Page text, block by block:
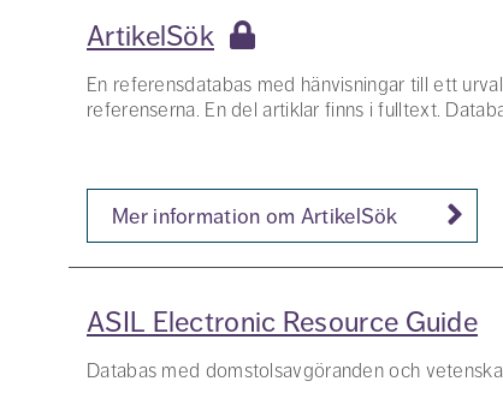
ArtikelSök
En referensdatabas med hänvisningar till ett
referenserna. En del artiklar finns i fulltext.
Mer information om ArtikelSök
ASIL Electronic Resource Guide
Databas med domstolsavgöranden och